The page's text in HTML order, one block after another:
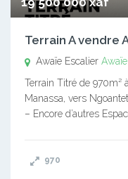
Terrain A vendre
Awaïe Escalier
Terrain Titré de 970m²
Manassa, vers
– Encore d’autres
970